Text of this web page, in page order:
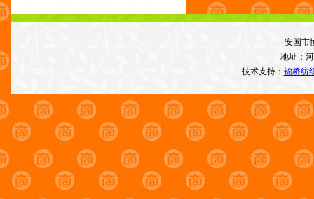
安国市
地址：
技术支持： 锦桥纺